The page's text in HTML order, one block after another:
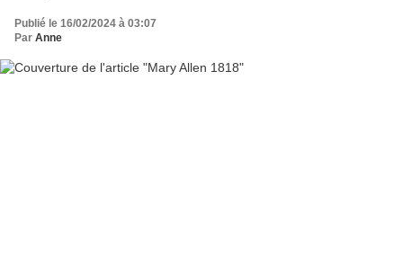
Publié le 16/02/2024 à 03:07
Par Anne